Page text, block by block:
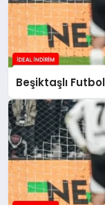
Beşiktaşlı